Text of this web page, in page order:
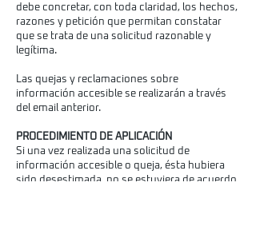
debe concretar, con toda claridad, los hechos,
razones y petición que permitan constatar
que se trata de una solicitud razonable y
legítima.
Las quejas y reclamaciones sobre
información accesible se realizarán a través
del email anterior.
PROCEDIMIENTO DE APLICACIÓN
Si una vez realizada una solicitud de
información accesible o queja, ésta hubiera
sido desestimada, no se estuviera de acuerdo